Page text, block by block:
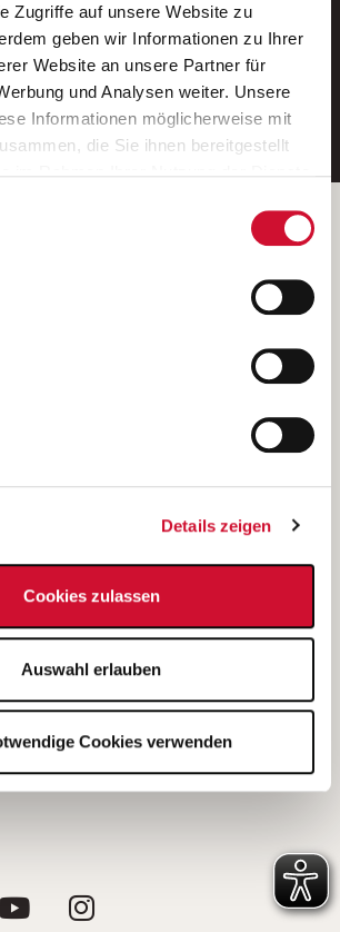
Zugriffe auf unsere Website zu
geben wir Informationen zu Ihrer
Website an unsere Partner für
und Analysen weiter. Unsere
Informationen möglicherweise mit
die Sie ihnen bereitgestellt
zulassen“ klicken, so stimmen
sämtlicher Cookies zu. Sie können
selbstverständlich jederzeit widerrufen,
Einstellungen aufrufen und diese
Details zeigen
Cookies zulassen
Auswahl erlauben
Cookies verwenden
Service von AWO
Jobs.
E-Mail-Adresse eintragen
des AWO Bezirksverbandes Unterfranken
Bundesland